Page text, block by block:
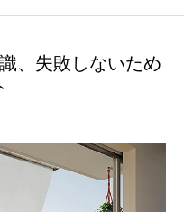
、失敗しないため